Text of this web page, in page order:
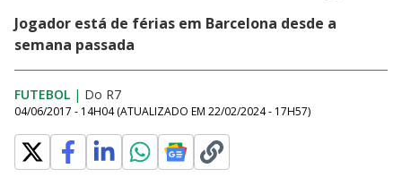
Jogador está de férias em Barcelona desde a
semana passada
FUTEBOL | Do R7
04/06/2017 - 14H04 (ATUALIZADO EM 22/02/2024 - 17H57)